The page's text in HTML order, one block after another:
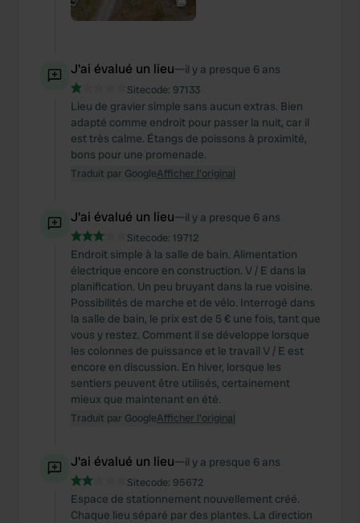
J'ai évalué un lieu—il y a presque 6 ans
Sitecode: 97133
Lieu de gravier simple sans aucun extras. Bien
adapté comme endroit pour passer la nuit, car il
est très calme. Étangs de poissons à proximité,
bons pour une promenade.
Traduit par GoogleAfficher l'original
J'ai évalué un lieu—il y a presque 6 ans
Sitecode: 19712
Endroit simple à la salle de bain. Alimentation
électrique encore en construction. V / E dans la
planification. Un peu bruyant dans la rue voisine.
Possibilités de marche et de vélo. Interrogé dans
la salle de bain, le prix est de 5 € une fois, tant que
vous y restez. Comment il se développe lorsque
les colonnes de puissance et le travail V / E est
encore en discussion. En hiver, lorsque les
sentiers peuvent être utilisés, certainement
mieux que maintenant en été.
Traduit par GoogleAfficher l'original
J'ai évalué un lieu—il y a presque 6 ans
Sitecode: 95672
Espace de stationnement nouvellement créé.
Chaque lieu séparé par des plantes. La direction